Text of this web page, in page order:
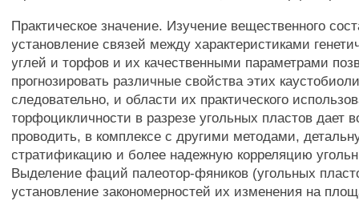
Практическое значение. Изучение вещественного
установление связей между характеристиками
углей и торфов и их качественными параметрами
прогнозировать различные свойства этих
следовательно, и области их практического
торфоцикличности в разрезе угольных пластов дает
проводить, в комплексе с другими методами,
стратификацию и более надежную корреляцию
Выделение фаций палеотор-фяников (угольных
установление закономерностей их изменения на